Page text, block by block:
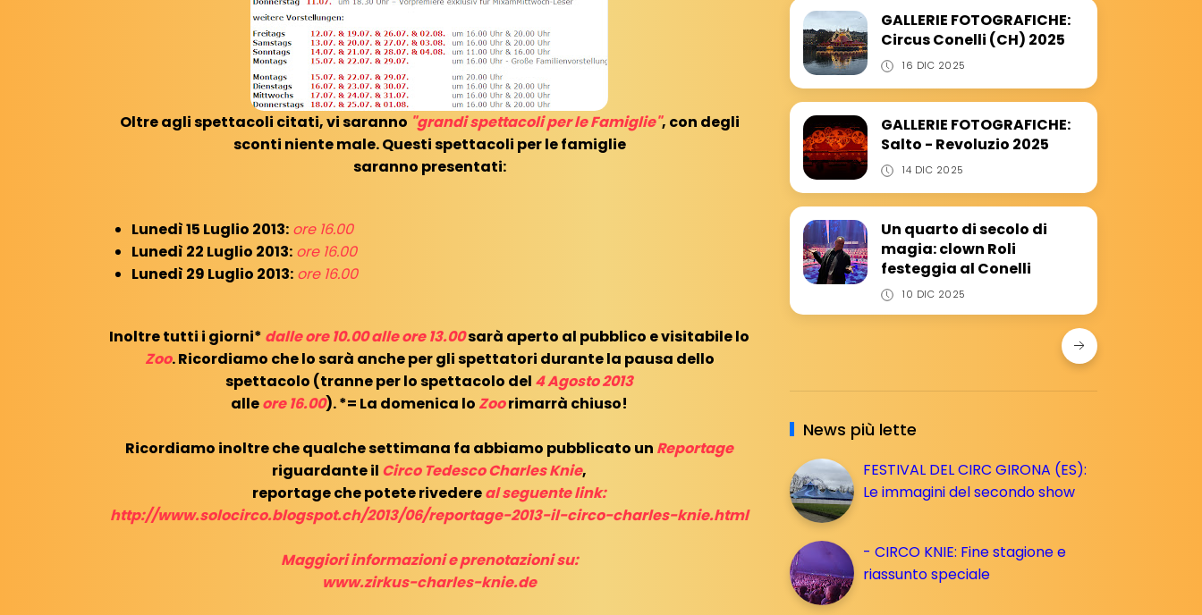
Oltre agli spettacoli citati, vi saranno "grandi spettacoli per le Famiglie", con degli
sconti niente male. Questi spettacoli per le famiglie
saranno presentati:
Lunedì 15 Luglio 2013: ore 16.00
Lunedì 22 Luglio 2013: ore 16.00
Lunedì 29 Luglio 2013: ore 16.00
Inoltre tutti i giorni* dalle ore 10.00 alle ore 13.00sarà aperto al pubblico e visitabile lo
Zoo. Ricordiamo che lo sarà anche per gli spettatori durante la pausa dello
spettacolo (tranne per lo spettacolo del 4 Agosto 2013
alleore 16.00). *= La domenica lo Zoorimarrà chiuso!
Ricordiamo inoltre che qualche settimana fa abbiamo pubblicato un Reportage
riguardante il Circo Tedesco Charles Knie,
reportage che potete rivedereal seguente link:
http://www.solocirco.blogspot.ch/2013/06/reportage-2013-il-circo-charles-knie.html
Maggiori informazioni e prenotazioni su:
www.zirkus-charles-knie.de
GALLERIE FOTOGRAFICHE:
Circus Conelli (CH) 2025
16 DIC 2025
GALLERIE FOTOGRAFICHE:
Salto - Revoluzio 2025
14 DIC 2025
Un quarto di secolo di
magia: clown Roli
festeggia al Conelli
10 DIC 2025
News più lette
FESTIVAL DEL CIRC GIRONA (ES):
Le immagini del secondo show
- CIRCO KNIE: Fine stagione e
riassunto speciale